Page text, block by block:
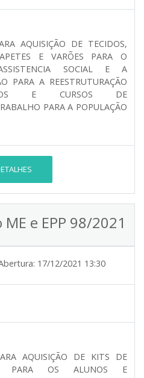
AQUISIÇÃO DE TECIDOS,
E VARÕES PARA O
SOCIAL E A
PARA A REESTRUTURAÇÃO
E CURSOS DE
PARA A POPULAÇÃO
e EPP 98/2021
17/12/2021 13:30
AQUISIÇÃO DE KITS DE
PARA OS ALUNOS E